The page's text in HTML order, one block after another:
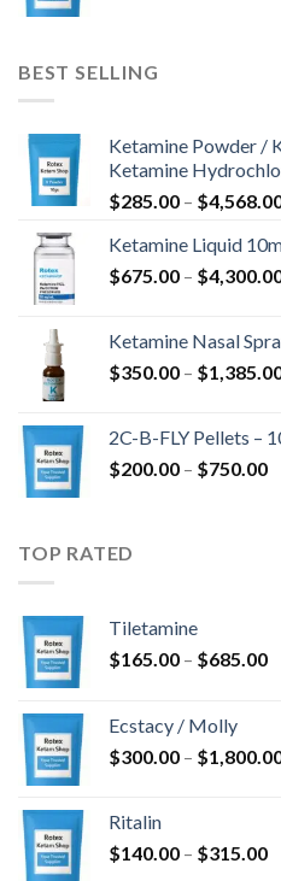
BEST SELLING
Ketamine Powder /
Ketamine
$285.00 – $
Ketamine Liquid
$675.00 – $
Ketamine Nasal
$350.00 – $
2C-B-FLY Pellets –
$200.00 – $750.00
TOP RATED
Tiletamine
$165.00 – $685.00
Ecstacy / Molly
$300.00 – $
Ritalin
$140.00 – $315.00